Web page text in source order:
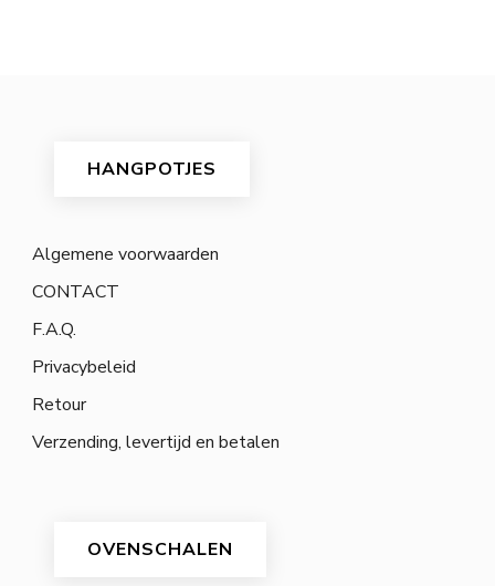
HANGPOTJES
Algemene voorwaarden
CONTACT
F.A.Q.
Privacybeleid
Retour
Verzending, levertijd en betalen
OVENSCHALEN